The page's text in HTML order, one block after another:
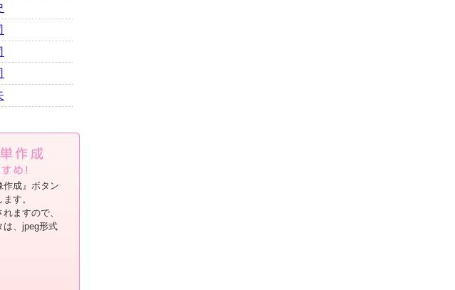
作成』ボタン
す。
ますので、
は、jpeg形式